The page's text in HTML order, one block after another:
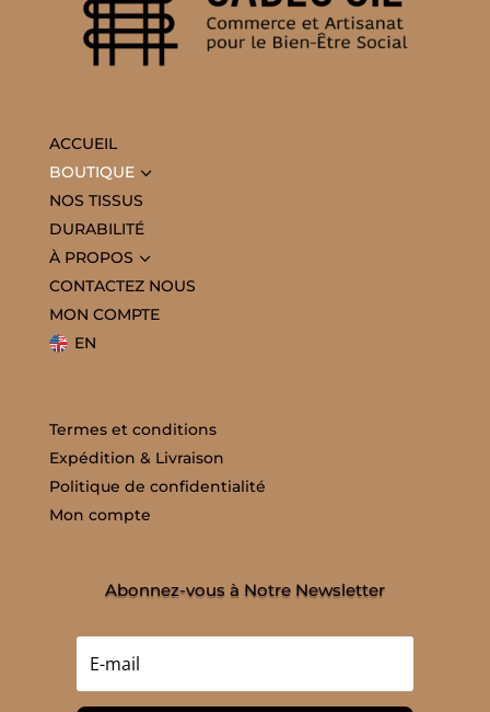
ACCUEIL
BOUTIQUE3
NOS TISSUS
DURABILITÉ
À PROPOS 3
CONTACTEZ NOUS
MON COMPTE
EN
Termes et conditions
Expédition & Livraison
Politique de confidentialité
Mon compte
Abonnez-vous à Notre Newsletter